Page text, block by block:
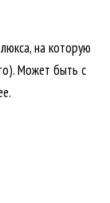
на которую
Может быть с